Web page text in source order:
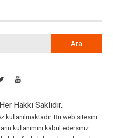
Hakkı Saklıdır..
kullanılmaktadır. Bu web sitesini
kullanımını kabul edersiniz.